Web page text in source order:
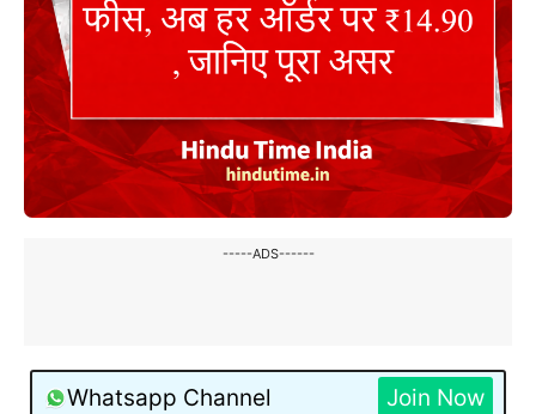
-----ADS------
Whatsapp Channel Join Now